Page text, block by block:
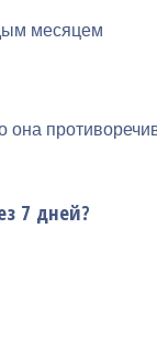
месяцем
она
7 дней?